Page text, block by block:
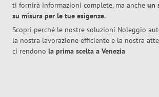
ti fornirà informazioni complete, ma anche un
su misura per le tue esigenze.
Scopri perché le nostre soluzioni Noleggio
la nostra lavorazione efficiente e la nostra
ci rendono la prima scelta a Venezia